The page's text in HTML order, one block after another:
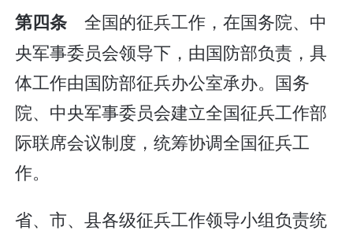
第四条 全国的征兵工作，在国务院、中
央军事委员会领导下，由国防部负责，具
体工作由国防部征兵办公室承办。国务
院、中央军事委员会建立全国征兵工作部
际联席会议制度，统筹协调全国征兵工
作。
省、市、县各级征兵工作领导小组负责统